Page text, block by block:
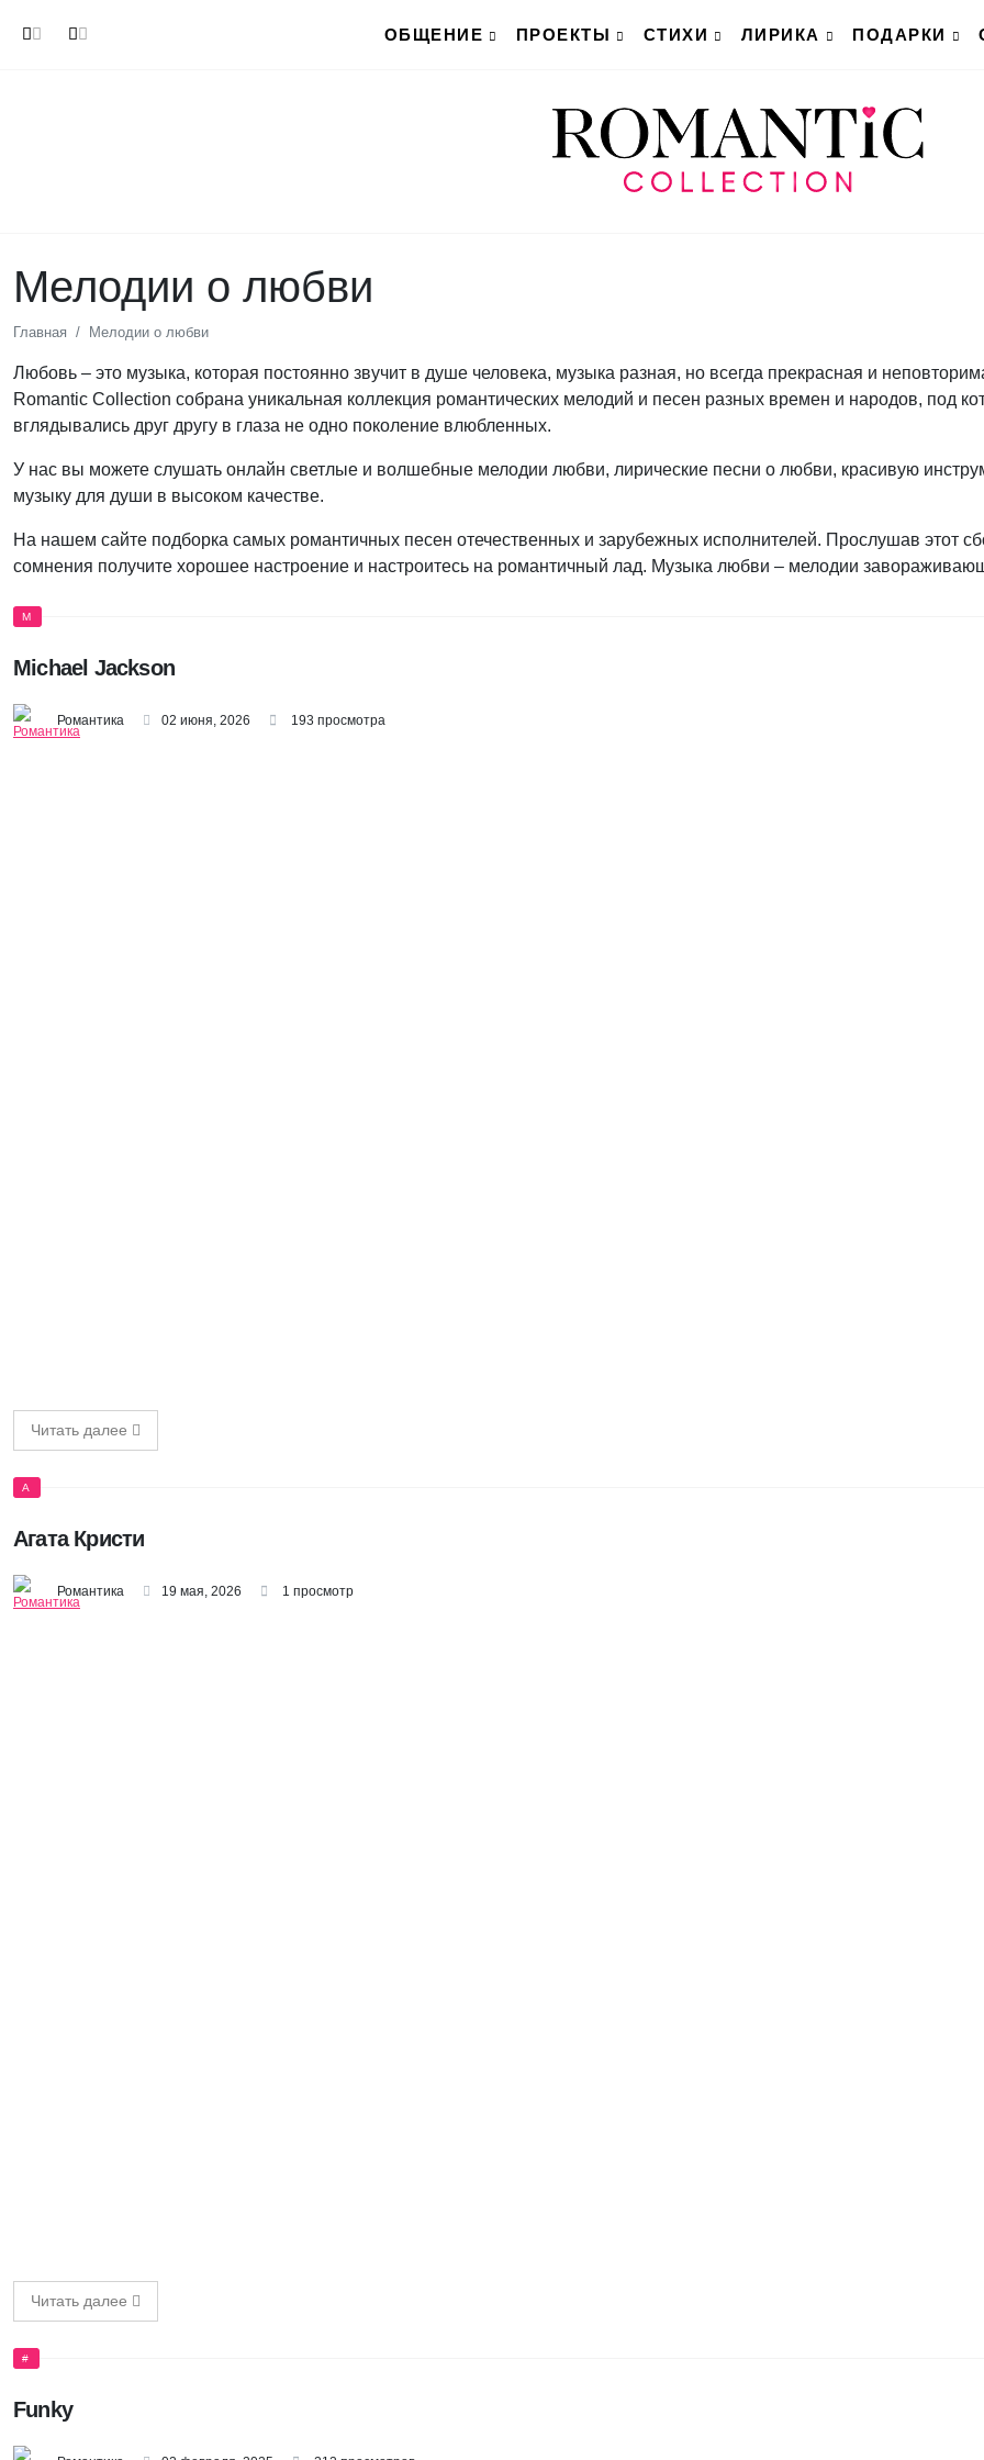
ОБЩЕНИЕ
ПРОЕКТЫ СТИХИ ЛИРИКА ПОДАРКИ
Мелодии о любви
Главная Мелодии о любви
Любовь – это музыка, которая постоянно звучит в душе человека, музыка разная, но всегда прекрасная и
Romantic Collection собрана уникальная коллекция романтических мелодий и песен разных времен и народов, под
вглядывались друг другу в глаза не одно поколение влюбленных.
У нас вы можете слушать онлайн светлые и волшебные мелодии любви, лирические песни о любви, красивую
музыку для души в высоком качестве.
На нашем сайте подборка самых романтичных песен отечественных и зарубежных исполнителей. Прослушав этот
сомнения получите хорошее настроение и настроитесь на романтичный лад. Музыка любви – мелодии
M
Michael Jackson
Романтика 02 июня, 2026 193 просмотра
Читать далее
А
Агата Кристи
Романтика 19 мая, 2026 1 просмотр
Читать далее
#
Funky